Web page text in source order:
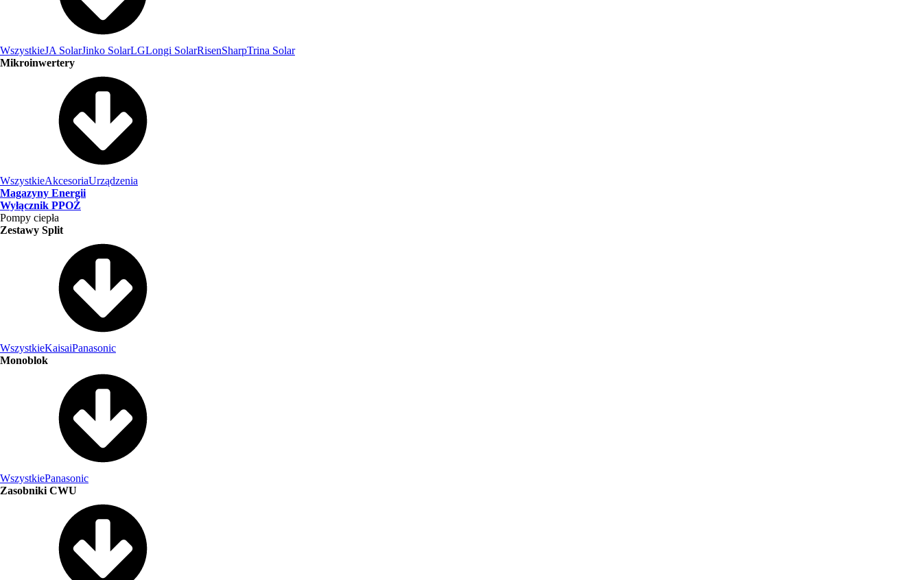
WszystkieJA SolarJinko SolarLGLongi SolarRisenSharpTrina Solar
Mikroinwertery
WszystkieAkcesoriaUrządzenia
Magazyny Energii
Wyłącznik PPOŻ
Pompy ciepła
Zestawy Split
WszystkieKaisaiPanasonic
Monoblok
WszystkiePanasonic
Zasobniki CWU